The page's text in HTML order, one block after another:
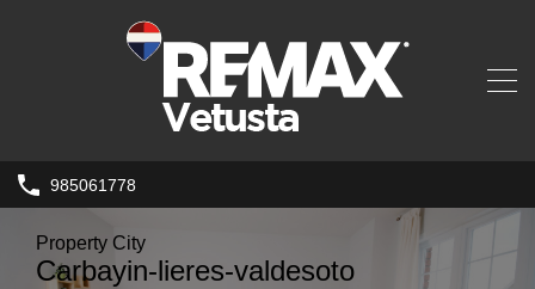
985061778
Property City
Carbayin-lieres-valdesoto